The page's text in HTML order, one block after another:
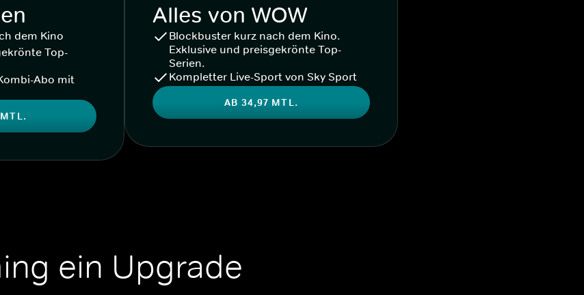
dem Kino
Top-
Abo mit
Alles von WOW
Blockbuster kurz nach dem Kino.
Exklusive und preisgekrönte Top-
Serien.
Kompletter Live-Sport von Sky Sport
AB 34,97 MTL.
ein Upgrade